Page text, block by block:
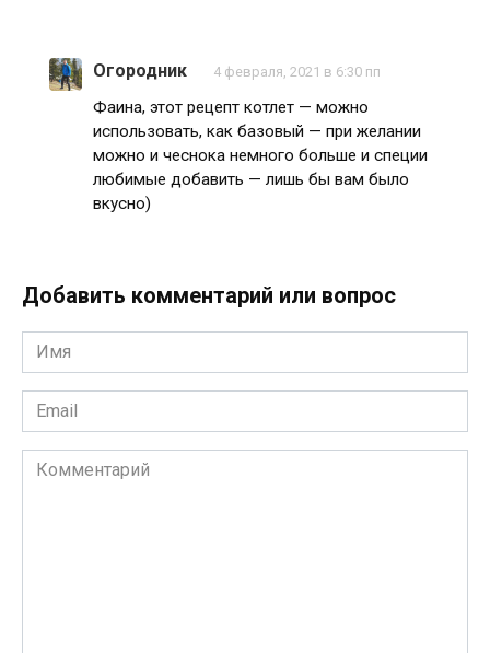
Огородник 4 февраля, 2021 в 6:30 пп
Фаина, этот рецепт котлет — можно
использовать, как базовый — при желании
можно и чеснока немного больше и специи
любимые добавить — лишь бы вам было
вкусно)
Добавить комментарий или вопрос
Имя
*
Email
*
Комментарий